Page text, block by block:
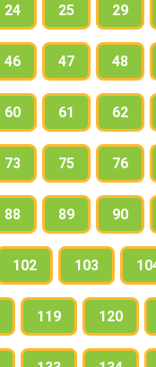
24 25 29
46 47 48
60 61 62
73 75 76
88 89 90
102 103
119 120